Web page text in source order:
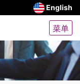
English
菜单